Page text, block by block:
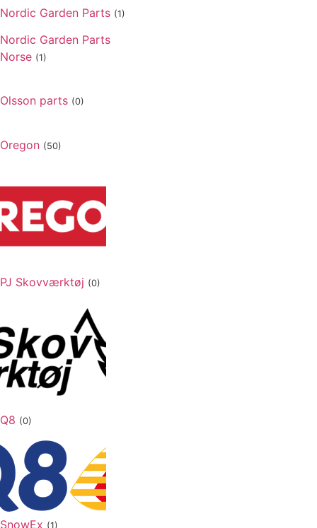
Nordic Garden Parts (1)
Nordic Garden Parts
Norse (1)
Olsson parts (0)
Oregon (50)
PJ Skovværktøj (0)
Q8 (0)
SnowEx (1)